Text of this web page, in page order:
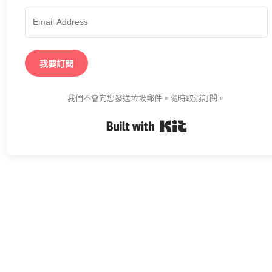
我要訂閱
我們不會向您發送垃圾郵件。隨時取消訂閱。
Built with